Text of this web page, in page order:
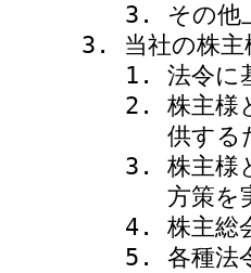
その他
当社の株
法令に
株主様
供する
株主様
方策を
株主総
各種法